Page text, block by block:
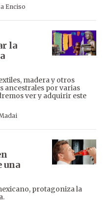
Enciso
la
madera y otros
ancestrales por varias
ver y adquirir este
una
protagoniza la